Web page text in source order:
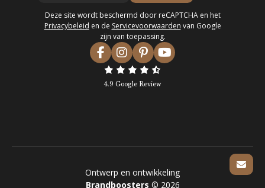
Deze site wordt beschermd door reCAPTCHA en het
Privacybeleid en de Servicevoorwaarden van Google
zijn van toepassing.
4.9 Google Review
Ontwerp en ontwikkeling
Brandboosters © 2026